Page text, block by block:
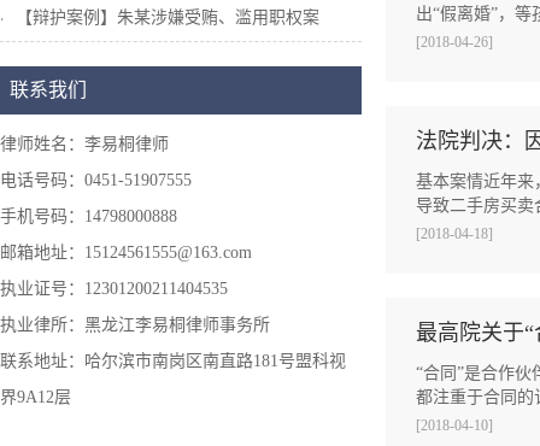
【辩护案例】朱某涉嫌受贿、滥用职权案
联系我们
律师姓名：李易桐律师
电话号码：0451-51907555
手机号码：14798000888
邮箱地址：15124561555@163.com
执业证号：12301200211404535
执业律所：黑龙江李易桐律师事务所
联系地址：哈尔滨市南岗区南直路181号盟科视
界9A12层
出“假离婚”，
[2018-04-26]
法院判决：
基本案情近年来
导致二手房买
[2018-04-18]
最高院关于
“合同”是合作
都注重于合同
[2018-04-10]